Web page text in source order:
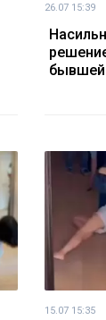
26.07 15:39
15.07 15:35